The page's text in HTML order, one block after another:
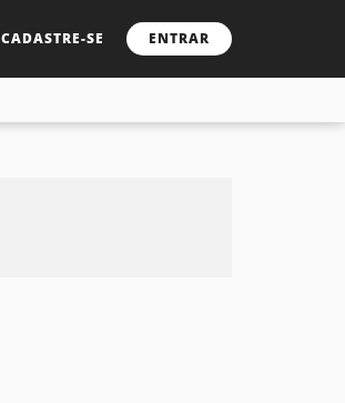
CADASTRE-SE ENTRAR